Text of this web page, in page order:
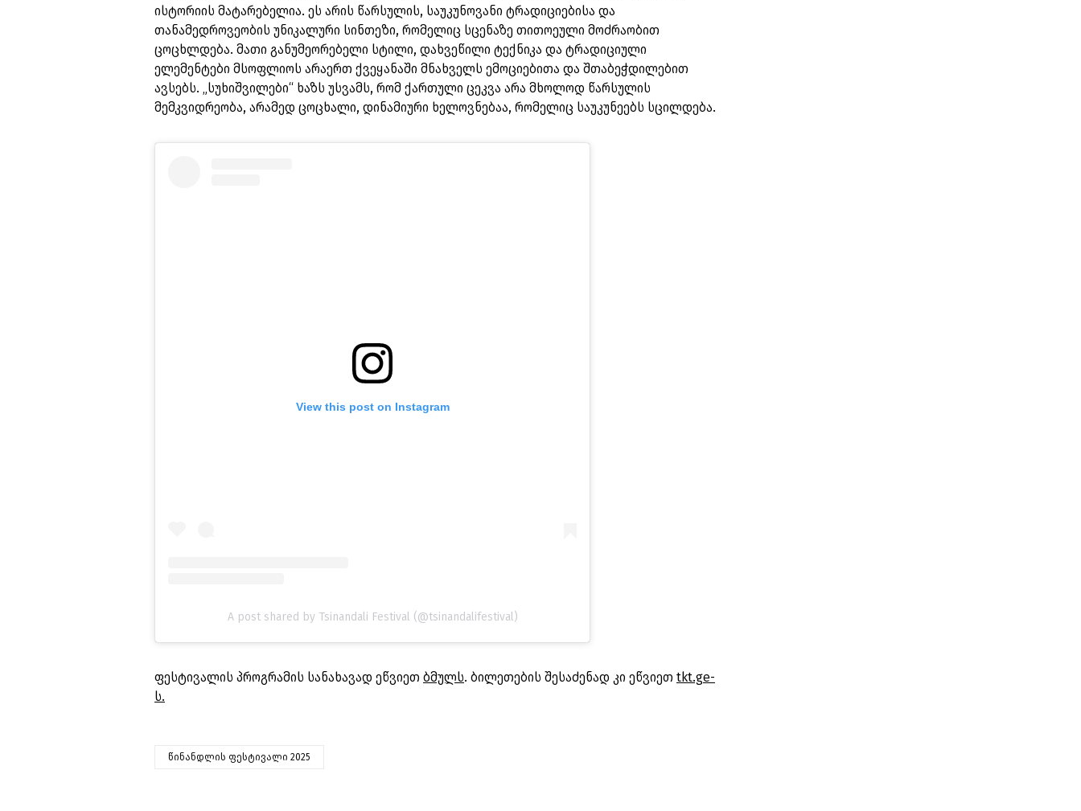
ისტორიის მატარებელია. ეს არის წარსულის, საუკუნოვანი ტრადიციებისა და
თანამედროვეობის უნიკალური სინთეზი, რომელიც სცენაზე თითოეული მოძრაობით
ცოცხლდება. მათი განუმეორებელი სტილი, დახვეწილი ტექნიკა და ტრადიციული
ელემენტები მსოფლიოს არაერთ ქვეყანაში მნახველს ემოციებითა და შთაბეჭდილებით
ავსებს. „სუხიშვილები“ ხაზს უსვამს, რომ ქართული ცეკვა არა მხოლოდ წარსულის
მემკვიდრეობა, არამედ ცოცხალი, დინამიური ხელოვნებაა, რომელიც საუკუნეებს სცილდება.
View this post on Instagram
A post shared by Tsinandali Festival (@tsinandalifestival)
ფესტივალის პროგრამის სანახავად ეწვიეთ ბმულს. ბილეთების შესაძენად კი ეწვიეთ tkt.ge-
ს.
წინანდლის ფესტივალი 2025